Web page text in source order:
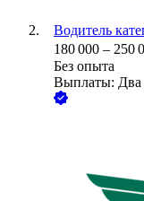
Водитель
180 000 – 250
Без опыта
Выплаты: Два